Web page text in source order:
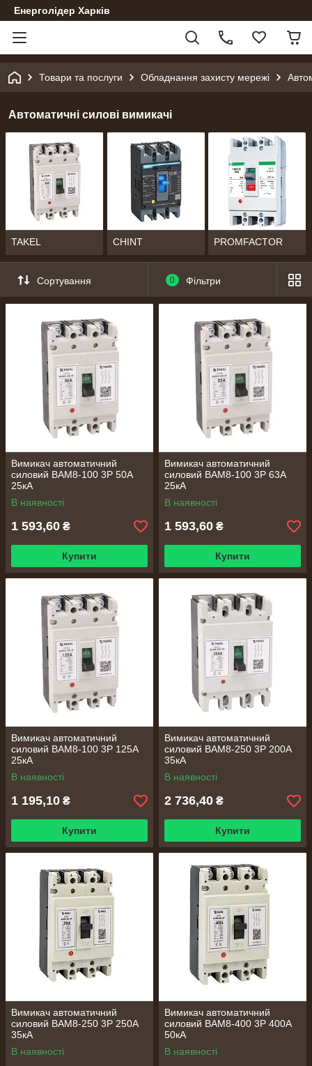
Енерголідер Харків
Товари та послуги Обладнання захисту мережі
Автоматичні силові вимикачі
TAKEL CHINT PROMFACTOR
Сортування 0 Фільтри
Вимикач автоматичний
силовий ВАМ8-100 3Р 50А
25кА
В наявності
1 593,60 ₴
Купити
Вимикач автоматичний
силовий ВАМ8-100 3Р 63А
25кА
В наявності
1 593,60 ₴
Купити
Вимикач автоматичний
силовий ВАМ8-100 3Р 125А
25кА
В наявності
1 195,10 ₴
Купити
Вимикач автоматичний
силовий ВАМ8-250 3Р 200А
35кА
В наявності
2 736,40 ₴
Купити
Вимикач автоматичний
силовий ВАМ8-250 3Р 250А
35кА
В наявності
Вимикач автоматичний
силовий ВАМ8-400 3Р 400А
50кА
В наявності